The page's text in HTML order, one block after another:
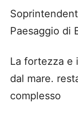
Paesaggio di
La fortezza e
dal mare.
complesso